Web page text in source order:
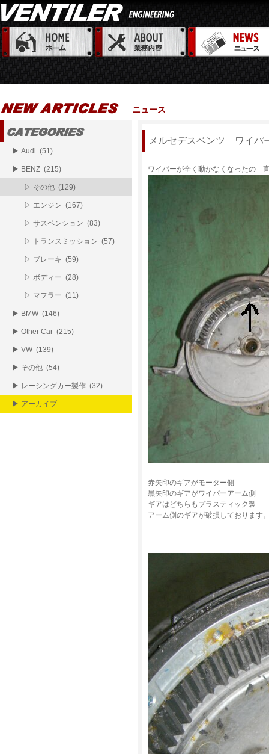
ニュース
メルセデスベンツ ワイパ
ワイパーが全く動かなくなったの
赤矢印のギアがモーター側
黒矢印のギアがワイパーアーム側
ギアはどちらもプラスティック製
アーム側のギアが破損しております
▶ Audi (51)
▶ BENZ (215)
▷ その他 (129)
▷ エンジン (167)
▷ サスペンション (83)
▷ トランスミッション (57)
▷ ブレーキ (59)
▷ ボディー (28)
▷ マフラー (11)
▶ BMW (146)
▶ Other Car (215)
▶ VW (139)
▶ その他 (54)
▶ レーシングカー製作 (32)
▶ アーカイブ